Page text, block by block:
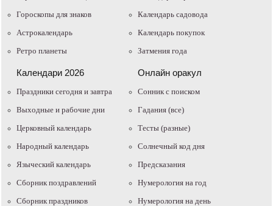
Гороскопы для знаков
Астрокалендарь
Ретро планеты
Календарь садовода
Календарь покупок
Затмения года
Календари 2026
Праздники сегодня и завтра
Выходные и рабочие дни
Церковный календарь
Народный календарь
Языческий календарь
Сборник поздравлений
Сборник праздников
Онлайн оракул
Cонник с поиском
Гадания (все)
Тесты (разные)
Солнечный код дня
Предсказания
Нумерология на год
Нумерология на день